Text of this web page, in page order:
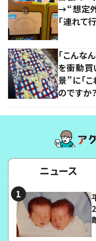
→“想定外
「連れて
「こんな
を衝動買
景”に「
のですか？
ニュース